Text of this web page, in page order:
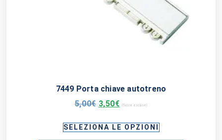
7449 Porta chiave autotreno
5,00€ 3,50€ (Tasse escluse)
SELEZIONA LE OPZIONI